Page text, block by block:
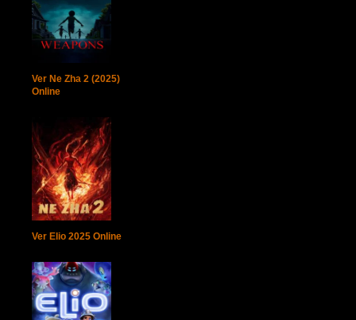
Ver Ne Zha 2 (2025)
Online
Ver Elio 2025 Online